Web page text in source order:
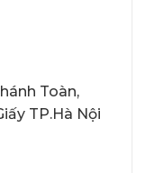
Toàn,
TP.Hà Nội